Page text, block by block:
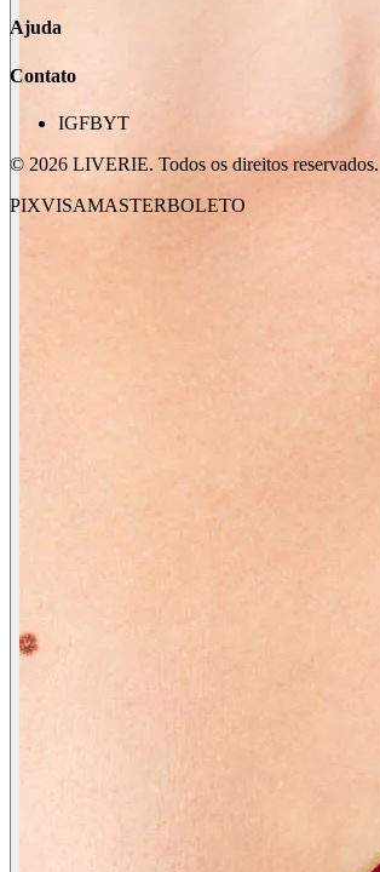
Ajuda
Contato
IGFBYT
© 2026 LIVERIE. Todos os direitos reservados.
PIXVISAMASTERBOLETO